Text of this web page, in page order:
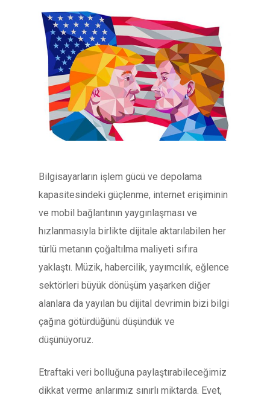
Bilgisayarların işlem gücü ve depolama
kapasitesindeki güçlenme, internet erişiminin
ve mobil bağlantının yaygınlaşması ve
hızlanmasıyla birlikte dijitale aktarılabilen her
türlü metanın çoğaltılma maliyeti sıfıra
yaklaştı. Müzik, habercilik, yayımcılık, eğlence
sektörleri büyük dönüşüm yaşarken diğer
alanlara da yayılan bu dijital devrimin bizi bilgi
çağına götürdüğünü düşündük ve
düşünüyoruz.
Etraftaki veri bolluğuna paylaştırabileceğimiz
dikkat verme anlarımız sınırlı miktarda. Evet,